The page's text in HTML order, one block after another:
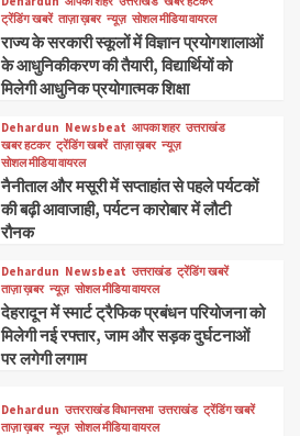
ट्रेंडिंग खबरें ताज़ा ख़बर न्यूज़ सोशल मीडिया वायरल
राज्य के सरकारी स्कूलों में विज्ञान प्रयोगशालाओं
के आधुनिकीकरण की तैयारी, विद्यार्थियों को
मिलेगी आधुनिक प्रयोगात्मक शिक्षा
Dehardun Newsbeat आपका शहर उत्तराखंड
खबर हटकर ट्रेंडिंग खबरें ताज़ा ख़बर न्यूज़
सोशल मीडिया वायरल
नैनीताल और मसूरी में सप्ताहांत से पहले पर्यटकों
की बढ़ी आवाजाही, पर्यटन कारोबार में लौटी
रौनक
Dehardun Newsbeat उत्तराखंड ट्रेंडिंग खबरें
ताज़ा ख़बर न्यूज़ सोशल मीडिया वायरल
देहरादून में स्मार्ट ट्रैफिक प्रबंधन परियोजना को
मिलेगी नई रफ्तार, जाम और सड़क दुर्घटनाओं
पर लगेगी लगाम
Dehardun उत्तरराखंड विधानसभा उत्तराखंड ट्रेंडिंग खबरें
ताज़ा ख़बर न्यूज़ सोशल मीडिया वायरल